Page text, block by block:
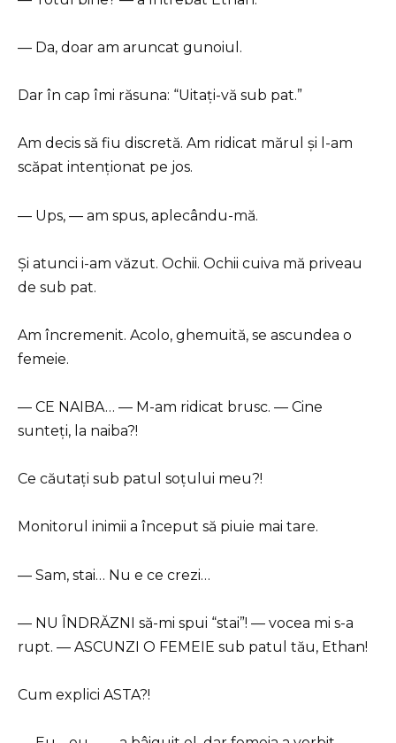
— Da, doar am aruncat gunoiul.
Dar în cap îmi răsuna: “Uitați-vă sub pat.”
Am decis să fiu discretă. Am ridicat mărul și l-am
scăpat intenționat pe jos.
— Ups, — am spus, aplecându-mă.
Și atunci i-am văzut. Ochii. Ochii cuiva mă priveau
de sub pat.
Am încremenit. Acolo, ghemuită, se ascundea o
femeie.
— CE NAIBA… — M-am ridicat brusc. — Cine
sunteți, la naiba?!
Ce căutați sub patul soțului meu?!
Monitorul inimii a început să piuie mai tare.
— Sam, stai… Nu e ce crezi…
— NU ÎNDRĂZNI să-mi spui “stai”! — vocea mi s-a
rupt. — ASCUNZI O FEMEIE sub patul tău, Ethan!
Cum explici ASTA?!